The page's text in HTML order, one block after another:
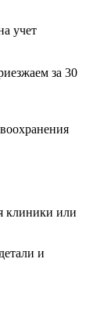
учет
за 30
клиники или
и